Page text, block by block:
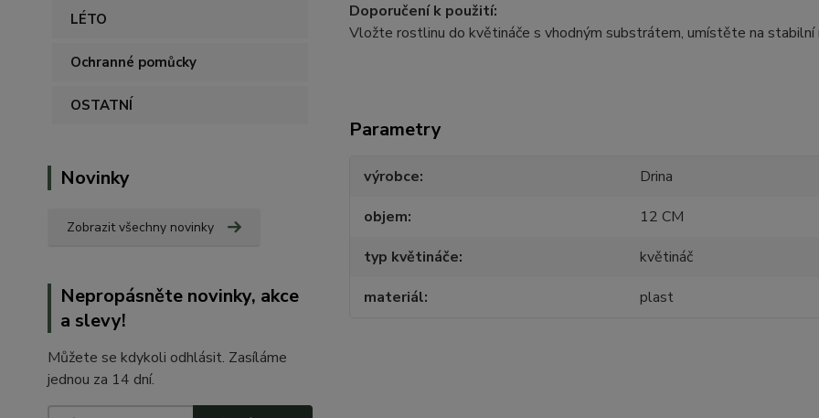
LÉTO
Ochranné pomůcky
OSTATNÍ
Novinky
Zobrazit všechny novinky
Nepropásněte novinky, akce
a slevy!
Můžete se kdykoli odhlásit. Zasíláme
jednou za 14 dní.
Doporučení k použití:
Vložte rostlinu do květináče s vhodným substrátem, umístěte na
Parametry
výrobce
Drina
objem
12 CM
typ květináče
květináč
materiál
plast